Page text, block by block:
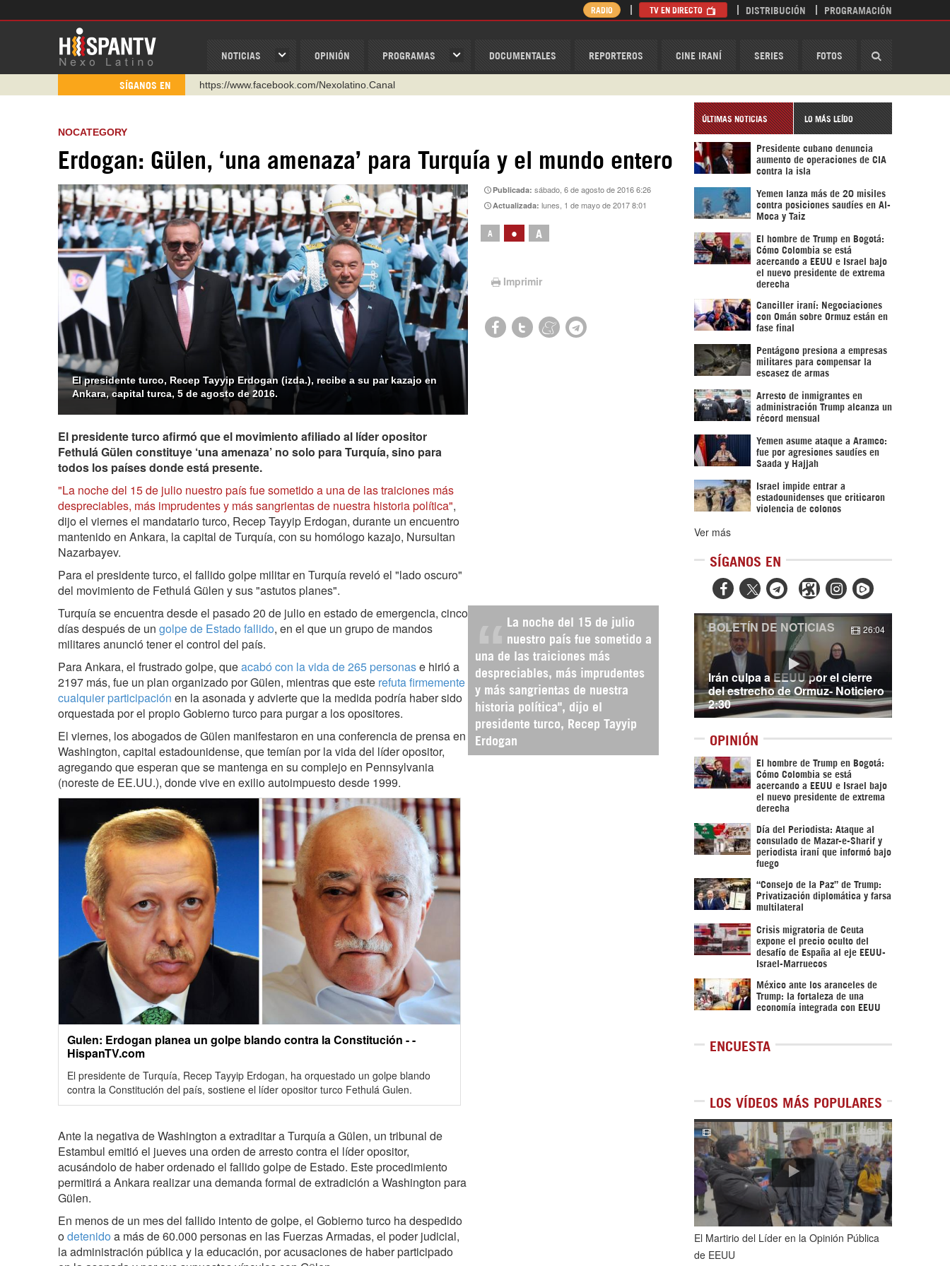
NOTICIAS OPINIÓN PROGRAMAS DOCUMENTALES REPORTEROS CINE IRANÍ SERIES FOTOS
RADIO TV EN DIRECTO DISTRIBUCIÓN PROGRAMACIÓN
SÍGANOS EN
https://www.facebook.com/Nexolatino.Canal
https://urmedium.com/c/hispantv
WhatsApp y Viber: +98 921 79 29 404
Instagram como: hispan_tv
NOCATEGORY
Erdogan: Gülen, ‘una amenaza’ para Turquía y el mundo entero
El presidente turco, Recep Tayyip Erdogan (izda.), recibe a su par kazajo en
Ankara, capital turca, 5 de agosto de 2016.
Publicada:sábado, 6 de agosto de 2016 6:26
Actualizada:lunes, 1 de mayo de 2017 8:01
A • A
Imprimir
El presidente turco afirmó que el movimiento afiliado al líder opositor
Fethulá Gülen constituye ‘una amenaza’ no solo para Turquía, sino para
todos los países donde está presente.
"La noche del 15 de julio nuestro país fue sometido a una de las traiciones más
despreciables, más imprudentes y más sangrientas de nuestra historia política",
dijo el viernes el mandatario turco, Recep Tayyip Erdogan, durante un encuentro
mantenido en Ankara, la capital de Turquía, con su homólogo kazajo, Nursultan
Nazarbayev.
Para el presidente turco, el fallido golpe militar en Turquía reveló el "lado oscuro"
del movimiento de Fethulá Gülen y sus "astutos planes".
La noche del 15 de julio
nuestro país fue sometido a
una de las traiciones más
despreciables, más imprudentes
y más sangrientas de nuestra
historia política", dijo el
presidente turco, Recep Tayyip
Erdogan
Turquía se encuentra desde el pasado 20 de julio en estado de emergencia, cinco
días después de un golpe de Estado fallido, en el que un grupo de mandos
militares anunció tener el control del país.
Para Ankara, el frustrado golpe, queacabó con la vida de 265 personase hirió a
2197 más, fue un plan organizado por Gülen, mientras que este refuta firmemente
cualquier participación en la asonada y advierte que la medida podría haber sido
orquestada por el propio Gobierno turco para purgar a los opositores.
El viernes, los abogados de Gülen manifestaron en una conferencia de prensa en
Washington, capital estadounidense, que temían por la vida del líder opositor,
agregando que esperan que se mantenga en su complejo en Pennsylvania
(noreste de EE.UU.), donde vive en exilio autoimpuesto desde 1999.
Gulen: Erdogan planea un golpe blando contra la Constitución - -
HispanTV.com
El presidente de Turquía, Recep Tayyip Erdogan, ha orquestado un golpe blando
contra la Constitución del país, sostiene el líder opositor turco Fethulá Gulen.
Ante la negativa de Washington a extraditar a Turquía a Gülen, un tribunal de
Estambul emitió el jueves una orden de arresto contra el líder opositor,
acusándolo de haber ordenado el fallido golpe de Estado. Este procedimiento
permitirá a Ankara realizar una demanda formal de extradición a Washington para
Gülen.
En menos de un mes del fallido intento de golpe, el Gobierno turco ha despedido
odetenido a más de 60.000 personas en las Fuerzas Armadas, el poder judicial,
la administración pública y la educación, por acusaciones de haber participado
ÚLTIMAS NOTICIAS LO MÁS LEÍDO
Presidente cubano denuncia
aumento de operaciones de CIA
contra la isla
Yemen lanza más de 20 misiles
contra posiciones saudíes en Al-
Moca y Taiz
El hombre de Trump en Bogotá:
Cómo Colombia se está
acercando a EEUU e Israel bajo
el nuevo presidente de extrema
derecha
Canciller iraní: Negociaciones
con Omán sobre Ormuz están en
fase final
Pentágono presiona a empresas
militares para compensar la
escasez de armas
Arresto de inmigrantes en
administración Trump alcanza un
récord mensual
Yemen asume ataque a Aramco:
fue por agresiones saudíes en
Saada y Hajjah
Israel impide entrar a
estadounidenses que criticaron
violencia de colonos
Ver más
SÍGANOS EN
  
Irán culpa a EEUU por el cierre
del estrecho de Ormuz- Noticiero
2:30
BOLETÍN DE NOTICIAS 26:04
OPINIÓN
El hombre de Trump en Bogotá:
Cómo Colombia se está
acercando a EEUU e Israel bajo
el nuevo presidente de extrema
derecha
Día del Periodista: Ataque al
consulado de Mazar-e-Sharif y
periodista iraní que informó bajo
fuego
“Consejo de la Paz” de Trump:
Privatización diplomática y farsa
multilateral
Crisis migratoria de Ceuta
expone el precio oculto del
desafío de España al eje EEUU-
Israel-Marruecos
México ante los aranceles de
Trump: la fortaleza de una
economía integrada con EEUU
ENCUESTA
LOS VÍDEOS MÁS POPULARES
1de5
El Martirio del Líder en la Opinión Pública
de EEUU